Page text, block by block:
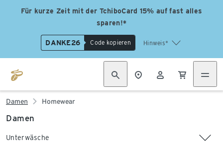
Für kurze Zeit mit der TchiboCard 15% auf fast alles
sparen!*
DANKE26 Code kopieren Hinweis*
Damen Homewear
Damen
Unterwäsche